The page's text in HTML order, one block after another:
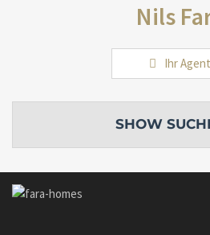
Nils
Ihr Agent
SHOW